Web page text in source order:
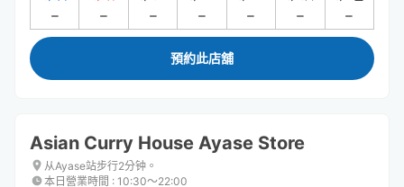
預約此店舖
Asian Curry House Ayase Store
从Ayase站步行2分钟。
本日營業時間 : 10:30〜22:00